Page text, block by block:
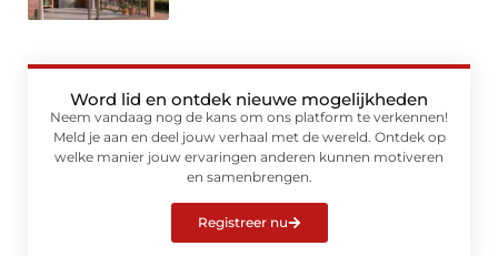
Word lid en ontdek nieuwe mogelijkheden
Neem vandaag nog de kans om ons platform te verkennen!
Meld je aan en deel jouw verhaal met de wereld. Ontdek op
welke manier jouw ervaringen anderen kunnen motiveren
en samenbrengen.
Registreer nu